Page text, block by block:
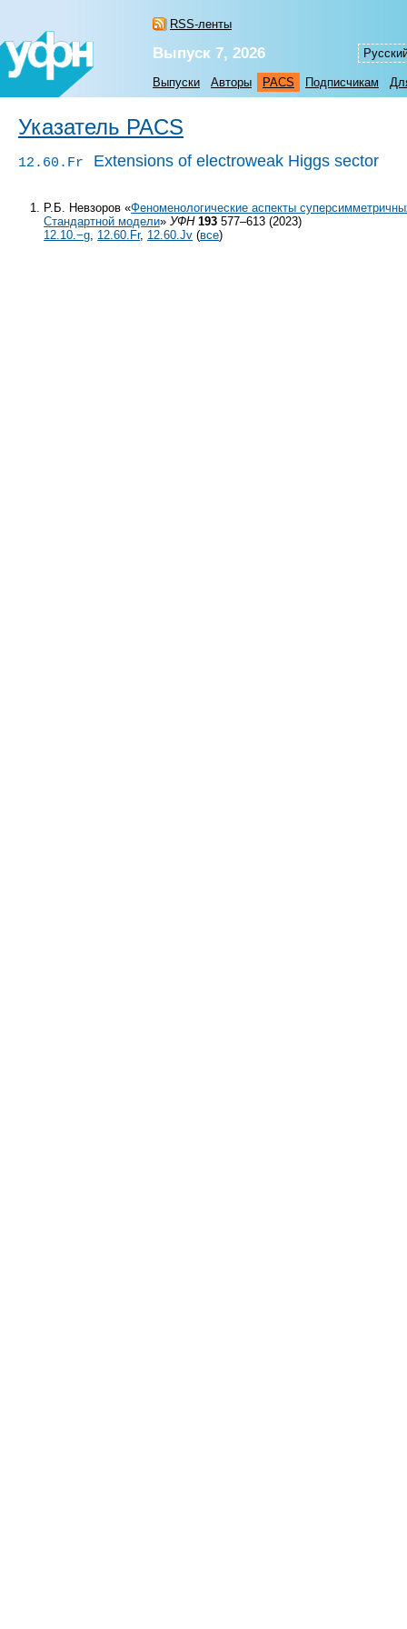
RSS-ленты
Выпуск 7, 2026
Выпуски Авторы PACS Подписчикам
Указатель PACS
12.60.Fr Extensions of electroweak Higgs sector
Р.Б. Невзоров «Феноменологические аспекты
Стандартной модели»УФН 193 577–613 (2023)
12.10.−g, 12.60.Fr, 12.60.Jv (все)